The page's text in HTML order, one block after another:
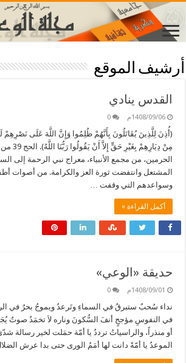
أرشيف الموقع
القدس ينادي
1408/09/06م 0
(أُذِنَ لِلَّذِينَ يُقَاتَلُونَ بِأَنَّهُمْ ظُلِمُوا وَإِنَّ اللَّهَ عَلَى نَصْرِهِمْ
مِنْ دِيَارِهِمْ
الحرمين، من مجمع الأنبياء، معراج نبي الرحمة إلى
المشتعل وانتفضت ثورة العز والكرامة. من أصوات
وسواعدهم التي وقفت …
أكمل القراءة »
حديقة «الوعي»
1408/09/01م 0
نداء سُحبٌ ستبرقُ في السماءِ وتَرعدُ ويموجُ بحرٌ في
في النفوسِ مؤججٍ أنفَ السُّكونَ وناره لاَ تخمَدُ صوتٌ
أو منذراً، والراسياتُ ترددُ يا أمّة حمَلت لخير رسالة
الموعدُ يا أمّةً دانت لها أمَمُ الورى حتى بدا عرش